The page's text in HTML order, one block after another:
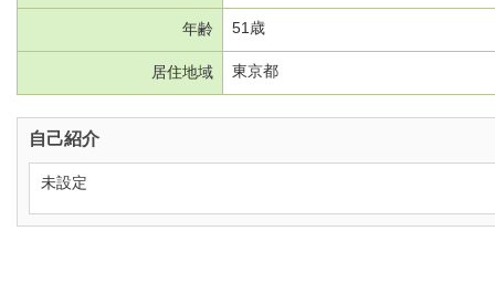
年齢 51歳
居住地域 東京都
自己紹介
未設定